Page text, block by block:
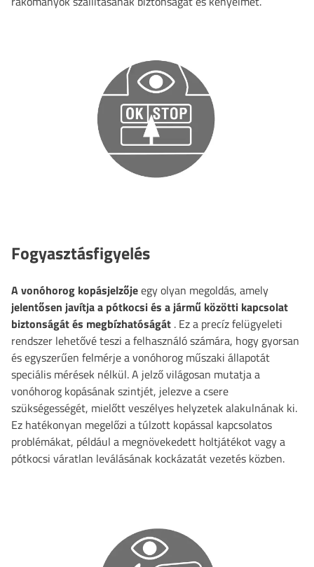
Fogyasztásfigyelés
A vonóhorog kopásjelzőjeegy olyan megoldás, amely
jelentősen javítja a pótkocsi és a jármű közötti kapcsolat
biztonságát és megbízhatóságát . Ez a precíz felügyeleti
rendszer lehetővé teszi a felhasználó számára, hogy gyorsan
és egyszerűen felmérje a vonóhorog műszaki állapotát
speciális mérések nélkül. A jelző világosan mutatja a
vonóhorog kopásának szintjét, jelezve a csere
szükségességét, mielőtt veszélyes helyzetek alakulnának ki.
Ez hatékonyan megelőzi a túlzott kopással kapcsolatos
problémákat, például a megnövekedett holtjátékot vagy a
pótkocsi váratlan leválásának kockázatát vezetés közben.